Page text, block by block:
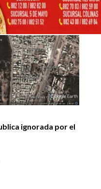
por el municipio de
ignorada por el